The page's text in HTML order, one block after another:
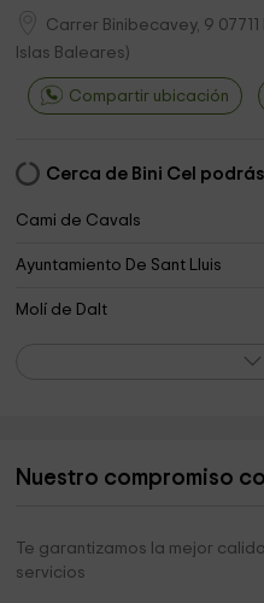
Carrer Binibecavey, 9 07711
Islas Baleares)
Compartir ubicación
Cerca de Bini Cel
Cami de Cavals
Ayuntamiento De Sant Lluis
Molí de Dalt
Parroquia de Sant Climent
Consell Insular de Menorca
Nuestro compromiso
Te garantizamos la mejor
servicios